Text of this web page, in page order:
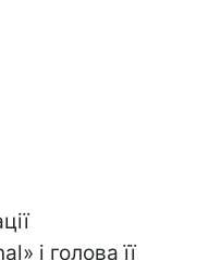
і голова її